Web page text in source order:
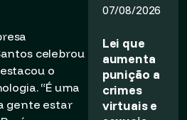
celebrou
o
“É uma
gente estar
07/08/2026
Lei que
aumenta
punição a
crimes
virtuais e